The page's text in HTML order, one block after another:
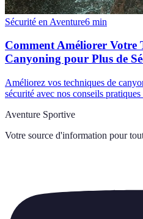
Sécurité en Aventure6 min
Comment Améliorer Votre
Canyoning pour Plus de
Améliorez vos techniques de
sécurité avec nos conseils pratiques
Aventure Sportive
Votre source d'information pour